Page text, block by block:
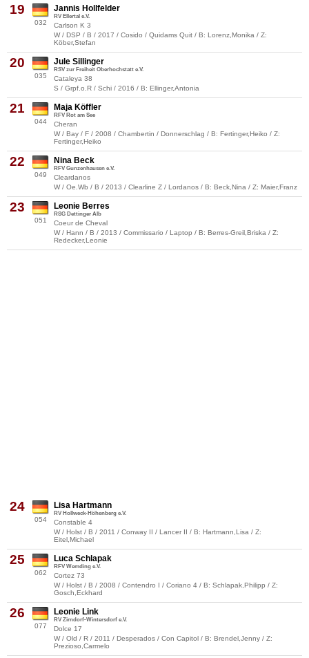
19
032
Jannis Hollfelder
RV Ellertal e.V.
Carlson K 3
W / DSP / B / 2017 / Cosido / Quidams Quit / B: Lorenz,Monika / Z:
Köber,Stefan
20
035
Jule Sillinger
RSV zur Freiheit Oberhochstatt e.V.
Cataleya 38
S / Grpf.o.R / Schi / 2016 / B: Ellinger,Antonia
21
044
Maja Köffler
RFV Rot am See
Cheran
W / Bay / F / 2008 / Chambertin / Donnerschlag / B: Fertinger,Heiko / Z:
Fertinger,Heiko
22
049
Nina Beck
RFV Gunzenhausen e.V.
Cleardanos
W / Oe.Wb / B / 2013 / Clearline Z / Lordanos / B: Beck,Nina / Z: Maier,Franz
23
051
Leonie Berres
RSG Dettinger Alb
Coeur de Cheval
W / Hann / B / 2013 / Commissario / Laptop / B: Berres-Greil,Briska / Z:
Redecker,Leonie
24
054
Lisa Hartmann
RV Hollweck-Höhenberg e.V.
Constable 4
W / Holst / B / 2011 / Conway II / Lancer II / B: Hartmann,Lisa / Z:
Eitel,Michael
25
062
Luca Schlapak
RFV Wemding e.V.
Cortez 73
W / Holst / B / 2008 / Contendro I / Coriano 4 / B: Schlapak,Philipp / Z:
Gosch,Eckhard
26
077
Leonie Link
RV Zirndorf-Wintersdorf e.V.
Dolce 17
W / Old / R / 2011 / Desperados / Con Capitol / B: Brendel,Jenny / Z:
Prezioso,Carmelo